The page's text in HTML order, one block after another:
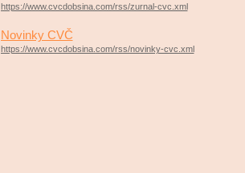
https://www.cvcdobsina.com/rss/zurnal-cvc.xml
Novinky CVČ
https://www.cvcdobsina.com/rss/novinky-cvc.xml